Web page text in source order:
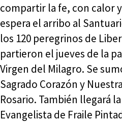
compartir la fe, con calor
espera el arribo al
los 120 peregrinos de
partieron el jueves de la
Virgen del Milagro. Se
Sagrado Corazón y
Rosario. También llegará
Evangelista de Fraile